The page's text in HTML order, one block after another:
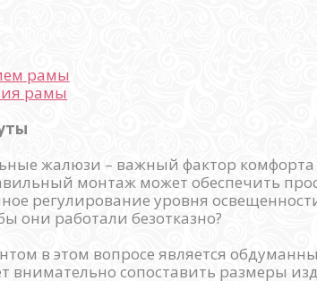
рамы
рамы
жалюзи – важный фактор
монтаж может обеспечить
регулирование уровня
они работали безотказно?
в этом вопросе является
внимательно сопоставить размеры